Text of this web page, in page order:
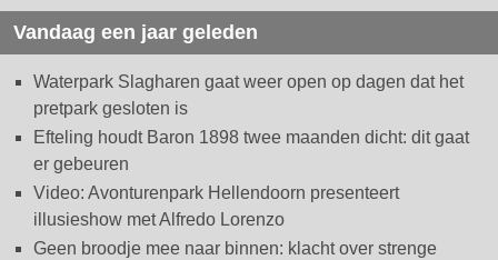
Vandaag een jaar geleden
Waterpark Slagharen gaat weer open op dagen dat het
pretpark gesloten is
Efteling houdt Baron 1898 twee maanden dicht: dit gaat
er gebeuren
Video: Avonturenpark Hellendoorn presenteert
illusieshow met Alfredo Lorenzo
Geen broodje mee naar binnen: klacht over strenge